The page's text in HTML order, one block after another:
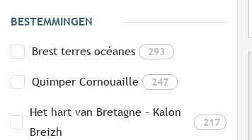
BESTEMMINGEN
Brest terres océanes 293
Quimper Cornouaille 247
Het hart van Bretagne - Kalon
Breizh
217